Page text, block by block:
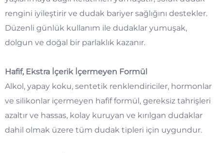
rengini iyileştirir ve dudak bariyer sağlığını destekler.
Düzenli günlük kullanım ile dudaklar yumuşak,
dolgun ve doğal bir parlaklık kazanır.
Hafif, Ekstra İçerik İçermeyen Formül
Alkol, yapay koku, sentetik renklendiriciler, hormonlar
ve silikonlar içermeyen hafif formül, gereksiz tahrişleri
azaltır ve hassas, kolay kuruyan ve kırılgan dudaklar
dahil olmak üzere tüm dudak tipleri için uygundur.